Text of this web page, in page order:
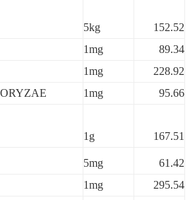
5kg
152.52
1mg
89.34
1mg
228.92
1mg 95.66
1g 167.51
5mg
61.42
1mg 295.54